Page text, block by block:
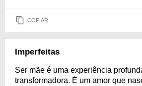
COPIAR
Imperfeitas
Ser mãe é uma experiência
transformadora. É um amor que